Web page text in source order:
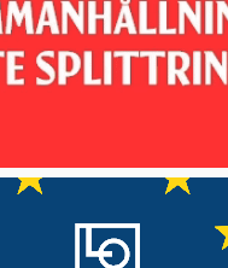
europlanerna fick dock
på foten
när EU-
av rapportenlades
efterträdare
med EU-parlamentets